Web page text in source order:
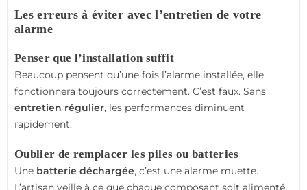
Les erreurs à éviter avec l’entretien de votre
alarme
Penser que l’installation suffit
Beaucoup pensent qu’une fois l’alarme installée, elle
fonctionnera toujours correctement. C’est faux. Sans
entretien régulier, les performances diminuent
rapidement.
Oublier de remplacer les piles ou batteries
Une batterie déchargée, c’est une alarme muette.
L’artisan veille à ce que chaque composant soit alimenté